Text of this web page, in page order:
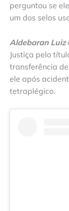
perguntou se
um dos selos
Aldebaran Luiz
Justiça pelo
transferência
ele após
tetraplégico.